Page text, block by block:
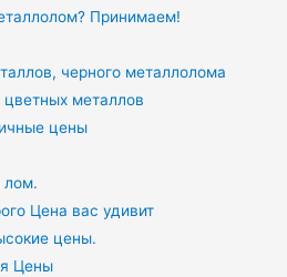
Принимаем!
черного металлолома
металлов
цены
лом.
Цена вас удивит
цены.
Цены